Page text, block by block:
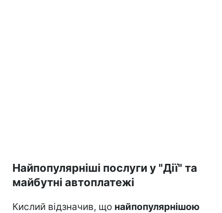
Найпопулярніші послуги у "Дії" та
майбутні автоплатежі
Кислий відзначив, що найпопулярнішою